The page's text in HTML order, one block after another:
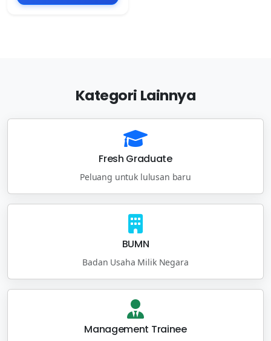
Kategori Lainnya
Fresh Graduate
Peluang untuk lulusan baru
BUMN
Badan Usaha Milik Negara
Management Trainee